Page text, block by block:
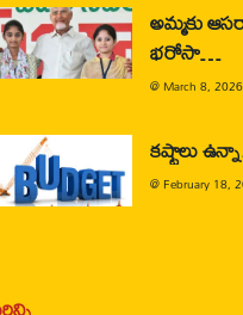
అమ్మకు
భరోసా…
@ March 8,
కష్టాలు
@February 18,